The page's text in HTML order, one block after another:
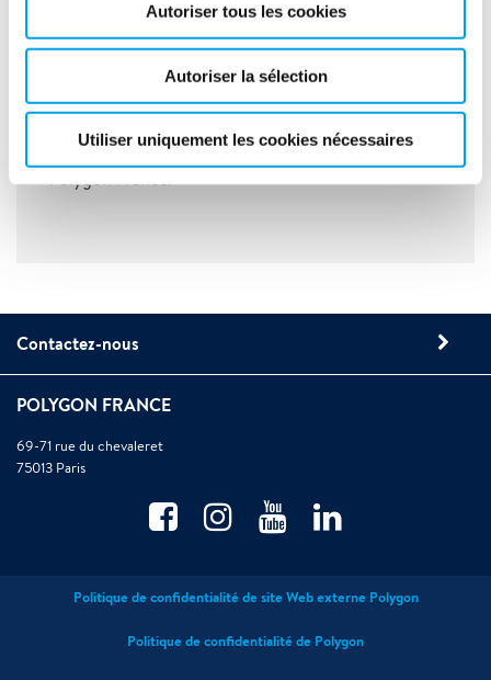
Autoriser tous les cookies
Autoriser la sélection
Utiliser uniquement les cookies nécessaires
Interviews
Retrouvez les témoignages des collaborateurs de
Polygon France.
Contactez-nous
POLYGON FRANCE
69-71 rue du chevaleret
75013 Paris
Politique de confidentialité de site Web externe Polygon
Politique de confidentialité de Polygon